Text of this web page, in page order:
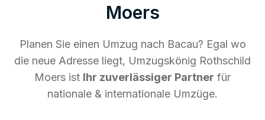
Moers
Planen Sie einen Umzug nach Bacau? Egal wo
die neue Adresse liegt, Umzugskönig Rothschild
Moers ist Ihr zuverlässiger Partner für
nationale & internationale Umzüge.